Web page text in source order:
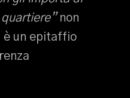
non
è un epitaffio